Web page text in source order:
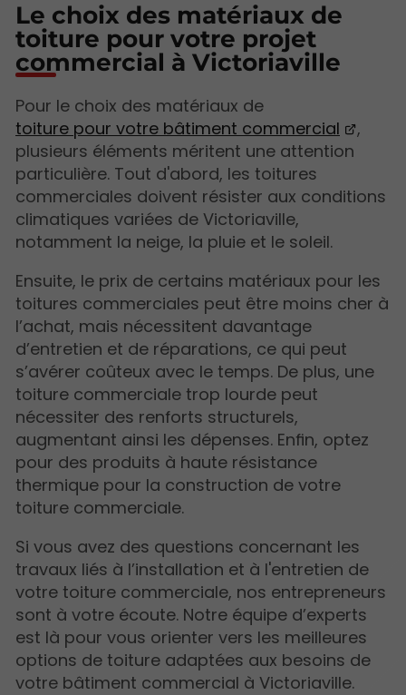
Le choix des matériaux de
toiture pour votre projet
commercial à Victoriaville
Pour le choix des matériaux de
toiture pour votre bâtiment commercial
,
plusieurs éléments méritent une attention
particulière. Tout d'abord, les toitures
commerciales doivent résister aux conditions
climatiques variées de Victoriaville,
notamment la neige, la pluie et le soleil.
Ensuite, le prix de certains matériaux pour les
toitures commerciales peut être moins cher à
l’achat, mais nécessitent davantage
d’entretien et de réparations, ce qui peut
s’avérer coûteux avec le temps. De plus, une
toiture commerciale trop lourde peut
nécessiter des renforts structurels,
augmentant ainsi les dépenses. Enfin, optez
pour des produits à haute résistance
thermique pour la construction de votre
toiture commerciale.
Si vous avez des questions concernant les
travaux liés à l’installation et à l'entretien de
votre toiture commerciale, nos entrepreneurs
sont à votre écoute. Notre équipe d’experts
est là pour vous orienter vers les meilleures
options de toiture adaptées aux besoins de
votre bâtiment commercial à Victoriaville.